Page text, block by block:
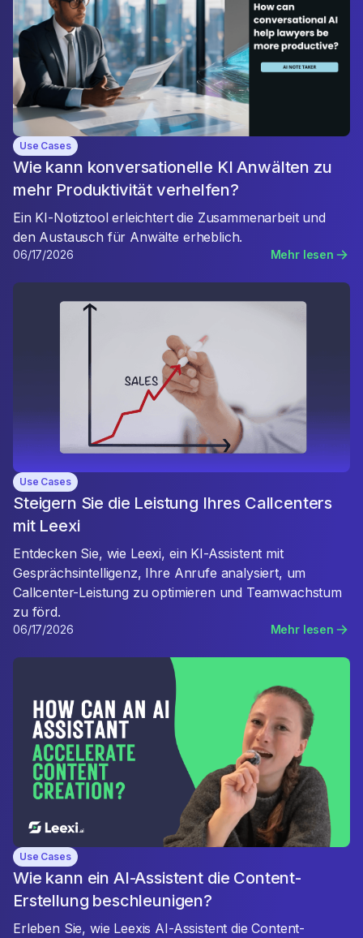
Use Cases
Wie kann konversationelle KI Anwälten zu
mehr Produktivität verhelfen?
Ein KI-Notiztool erleichtert die Zusammenarbeit und
den Austausch für Anwälte erheblich.
06/17/2026 Mehr lesen
Use Cases
Steigern Sie die Leistung Ihres Callcenters
mit Leexi
Entdecken Sie, wie Leexi, ein KI-Assistent mit
Gesprächsintelligenz, Ihre Anrufe analysiert, um
Callcenter-Leistung zu optimieren und Teamwachstum
zu förd.
06/17/2026 Mehr lesen
Use Cases
Wie kann ein AI-Assistent die Content-
Erstellung beschleunigen?
Erleben Sie, wie Leexis AI-Assistent die Content-